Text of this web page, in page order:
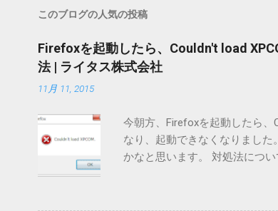
このブログの人気の投稿
Firefoxを起動したら、Couldn't load
法 | ライタス株式会社
11月 11, 2015
今朝方、Firefoxを起動したら、
なり、起動できなくなりまし
かなと思います。 対処法につ
ので、日本語訳してみます。
model, which is similar to